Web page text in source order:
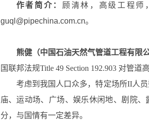
作者简介： 顾清林，高级工程师
guql@pipechina.com.cn。
熊健（中国石油天然气管道工程有限
国联邦法规Title 49 Section 192.903 对管道
考虑到我国人口众多，特定场所II人
庙、运动场、广场、娱乐休闲地、剧院
分，与国情有一定差异。